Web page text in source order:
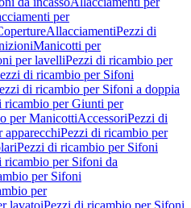
per
AllacciamentiPezzi di
Manicotti per
per lavelliPezzi di ricambio per
di ricambio per Sifoni
di ricambio per Sifoni a doppia
ricambio per Giunti per
per ManicottiAccessoriPezzi di
apparecchiPezzi di ricambio per
Pezzi di ricambio per Sifoni
ricambio per Sifoni da
per Sifoni
per
lavatoiPezzi di ricambio per Sifoni